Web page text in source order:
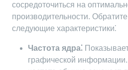
сосредоточиться на
производительности.
следующие характеристики⁚
Частота ядра⁚
графической